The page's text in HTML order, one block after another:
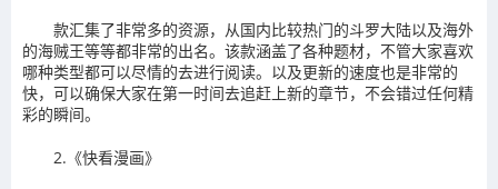
款汇集了非常多的资源，从国内比较热门的斗罗大陆以及海外
的海贼王等等都非常的出名。该款涵盖了各种题材，不管大家喜欢
哪种类型都可以尽情的去进行阅读。以及更新的速度也是非常的
快，可以确保大家在第一时间去追赶上新的章节，不会错过任何精
彩的瞬间。
2.《快看漫画》